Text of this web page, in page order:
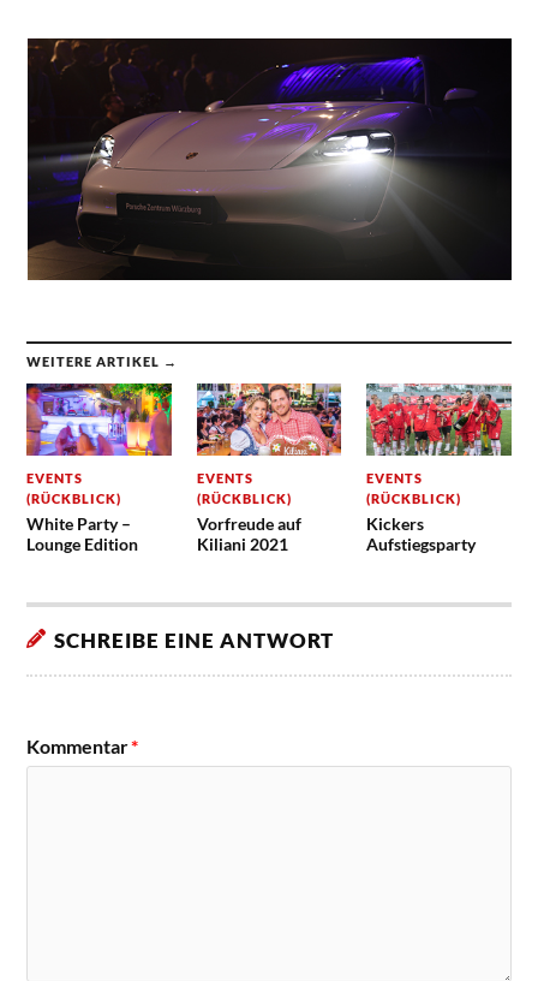
WEITERE ARTIKEL →
EVENTS
(RÜCKBLICK)
White Party –
Lounge Edition
EVENTS
(RÜCKBLICK)
Vorfreude auf
Kiliani 2021
EVENTS
(RÜCKBLICK)
Kickers
Aufstiegsparty
SCHREIBE EINE ANTWORT
Kommentar*